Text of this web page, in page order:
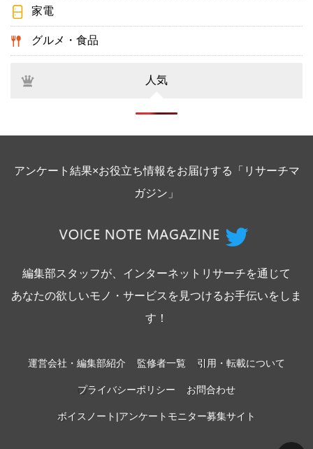
家電
グルメ・食品
人気
アンケート結果×お役立ち情報をお届けする「リサーチマ
ガジン」
編集部スタッフが、インターネットリサーチを通じて
あなたの欲しいモノ・サービスを見つけるお手伝いをしま
す！
運営会社・編集部紹介 監修者一覧 引用・転載について
プライバシーポリシー お問合わせ
ボイスノート|アンケートモニター募集サイト